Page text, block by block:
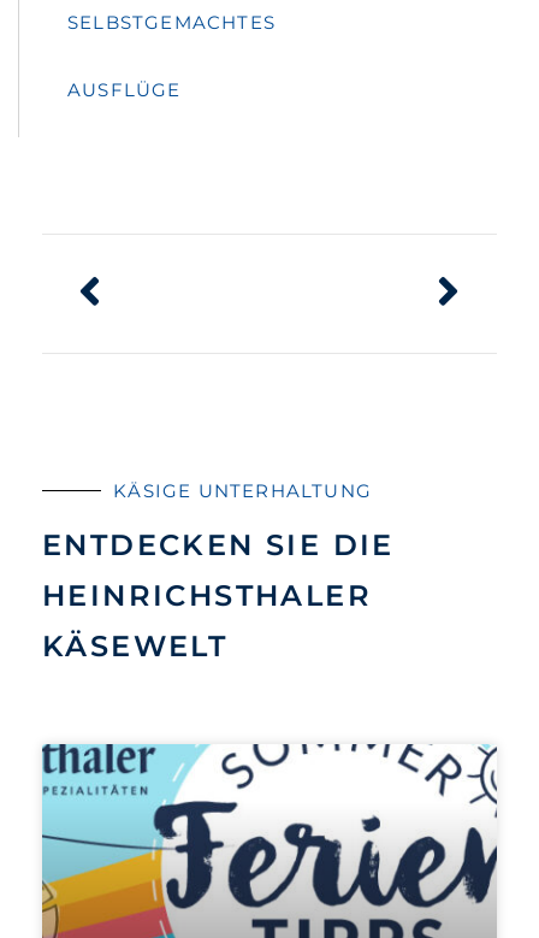
SELBSTGEMACHTES
AUSFLÜGE
KÄSIGE UNTERHALTUNG
ENTDECKEN SIE DIE
HEINRICHSTHALER
KÄSEWELT